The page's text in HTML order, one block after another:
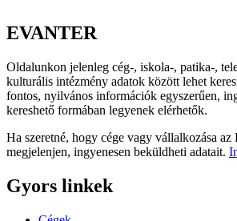
EVANTER
Oldalunkon jelenleg cég-, iskola-, patika-,
kulturális intézmény adatok között lehet
fontos, nyilvános információk egyszerűen,
kereshető formában legyenek elérhetők.
Ha szeretné, hogy cége vagy vállalkozása az
megjelenjen, ingyenesen beküldheti adatait.
Gyors linkek